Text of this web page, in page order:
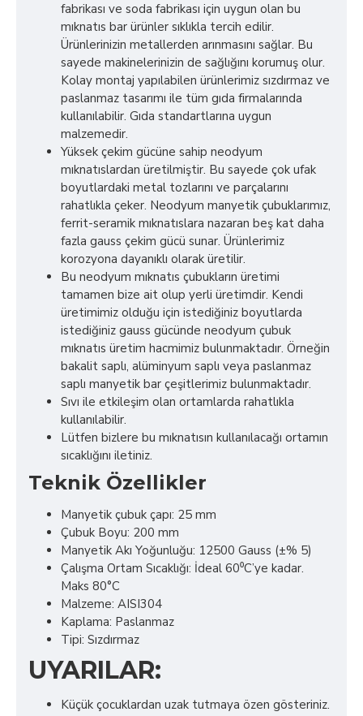
fabrikası ve soda fabrikası için uygun olan bu
mıknatıs bar ürünler sıklıkla tercih edilir.
Ürünlerinizin metallerden arınmasını sağlar. Bu
sayede makinelerinizin de sağlığını korumuş olur.
Kolay montaj yapılabilen ürünlerimiz sızdırmaz ve
paslanmaz tasarımı ile tüm gıda firmalarında
kullanılabilir. Gıda standartlarına uygun
malzemedir.
Yüksek çekim gücüne sahip neodyum
mıknatıslardan üretilmiştir. Bu sayede çok ufak
boyutlardaki metal tozlarını ve parçalarını
rahatlıkla çeker. Neodyum manyetik çubuklarımız,
ferrit-seramik mıknatıslara nazaran beş kat daha
fazla gauss çekim gücü sunar. Ürünlerimiz
korozyona dayanıklı olarak üretilir.
Bu neodyum mıknatıs çubukların üretimi
tamamen bize ait olup yerli üretimdir. Kendi
üretimimiz olduğu için istediğiniz boyutlarda
istediğiniz gauss gücünde neodyum çubuk
mıknatıs üretim hacmimiz bulunmaktadır. Örneğin
bakalit saplı, alüminyum saplı veya paslanmaz
saplı manyetik bar çeşitlerimiz bulunmaktadır.
Sıvı ile etkileşim olan ortamlarda rahatlıkla
kullanılabilir.
Lütfen bizlere bu mıknatısın kullanılacağı ortamın
sıcaklığını iletiniz.
Teknik Özellikler
Manyetik çubuk çapı: 25 mm
Çubuk Boyu: 200 mm
Manyetik Akı Yoğunluğu: 12500 Gauss (±% 5)
Çalışma Ortam Sıcaklığı: İdeal 60⁰C’ye kadar.
Maks 80°C
Malzeme: AISI304
Kaplama: Paslanmaz
Tipi: Sızdırmaz
UYARILAR:
Küçük çocuklardan uzak tutmaya özen gösteriniz.